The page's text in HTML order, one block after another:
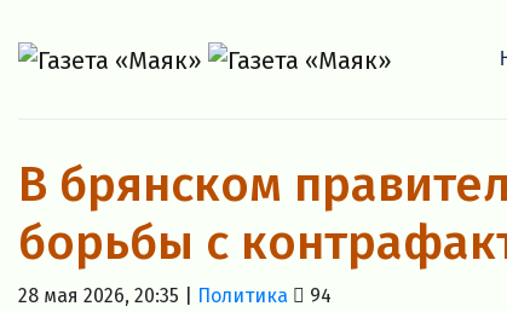
В брянском
борьбы с
28 мая 2026, 20:35 | Политика 94